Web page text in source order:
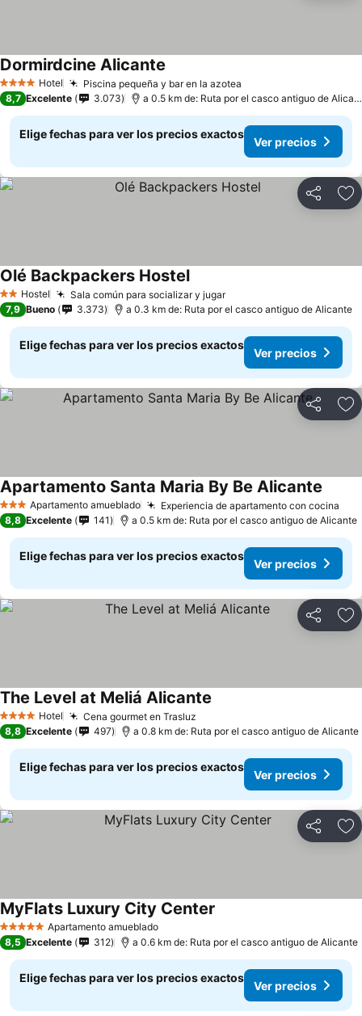
4 EstrellasHotel Piscina pequeña y bar en la azotea
Dormirdcine Alicante
8,7 Excelente 3.073 a 0.5 km de: Ruta por el casco antiguo de
Elige fechas para ver los precios exactos
Ver precios
Compartir
2 Estrellas
Hostel Sala común para socializar y jugarVer precios
Olé Backpackers HostelVer precios
7,9 Bueno 3.373 a 0.3 km de: Ruta por el casco antiguo de Alicante
Elige fechas para ver los precios exactos
Ver precios
Compartir
3 EstrellasApartamento amueblado Experiencia de apartamento con cocina
Apartamento Santa Maria By Be Alicante
8,8 Excelente 141 a 0.5 km de: Ruta por el casco antiguo de Alicante
Elige fechas para ver los precios exactos
Ver precios
Compartir
4 EstrellasHotel Cena gourmet en Trasluz
The Level at Meliá Alicante
8,8 Excelente 497 a 0.8 km de: Ruta por el casco antiguo de Alicante
Elige fechas para ver los precios exactos
Ver precios
Compartir
5 Estrellas Apartamento amueblado
MyFlats Luxury City Center
8,5 Excelente 312 a 0.6 km de: Ruta por el casco antiguo de Alicante
Elige fechas para ver los precios exactos
Ver precios